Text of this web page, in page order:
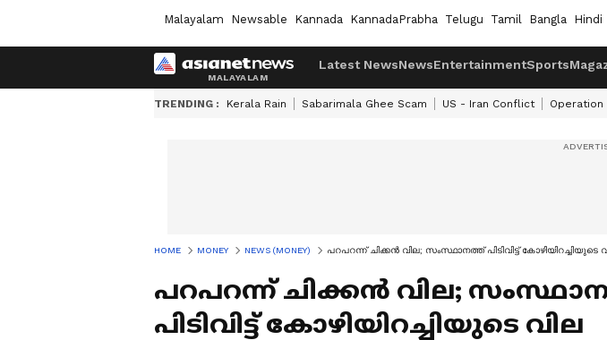
Malayalam Newsable Kannada KannadaPrabha Telugu Tamil Bangla Hindi
Latest NewsNewsEntertainmentSports
TRENDING : Kerala Rain Sabarimala Ghee Scam US - Iran Conflict Operation
HOME MONEY NEWS (MONEY) പറപറന്ന് ‌ചിക്കന്‍ വില; സംസ്ഥാനത്ത് പിടിവിട്ട്
പറപറന്ന് ‌ചിക്കന്‍ വില;
പിടിവിട്ട് കോഴിയിറച്ചിയുടെ വില